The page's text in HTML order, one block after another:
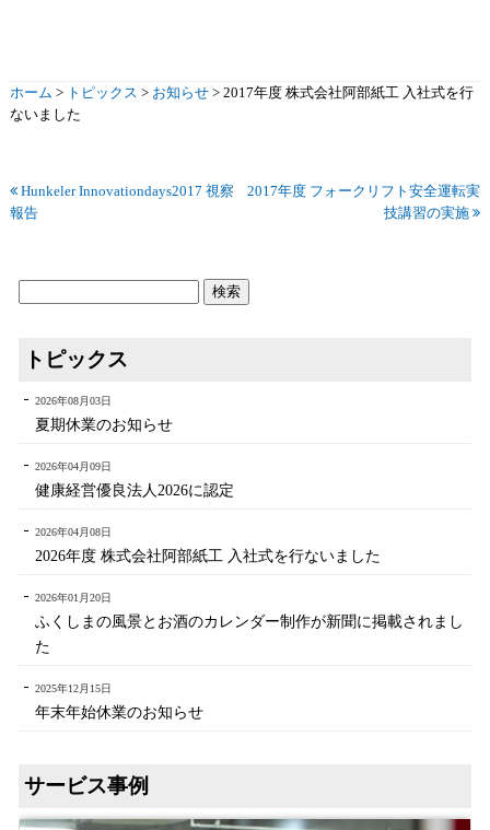
ホーム > トピックス > お知らせ> 2017年度 株式会社阿部紙工 入社式を行
ないました
Hunkeler Innovationdays2017 視察
報告
2017年度 フォークリフト安全運転実
技講習の実施
トピックス
2026年08月03日
夏期休業のお知らせ
2026年04月09日
健康経営優良法人2026に認定
2026年04月08日
2026年度 株式会社阿部紙工 入社式を行ないました
2026年01月20日
ふくしまの風景とお酒のカレンダー制作が新聞に掲載されまし
た
2025年12月15日
年末年始休業のお知らせ
サービス事例